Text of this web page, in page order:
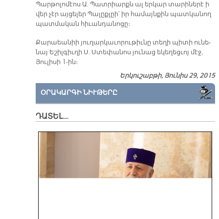
Պարթոլոմէոս Ա. Պատրիարքն ալ երկար տարիներէ ի
վեր չէր այցելեր Պալըքլըի՝ իր համայնքին պատկանող
պատմական հիւանդանոցը։
Քա­րաեա­նիի յու­ղար­կա­ւո­րու­թիւ­նը տե­ղի պի­տի ու­նե­
նայ Ե­շիլ­գիւ­ղի Ս. Ստե­փա­նոս յու­նաց ե­կե­ղեց­ւոյ մէջ,
Յու­լի­սի 1-ին։
Երկուշաբթի, Յունիս 29, 2015
ՕՐԱԿԱՐԳԻ ՆԻՒԹԵՐԸ
ԴԱՏԵԼ…